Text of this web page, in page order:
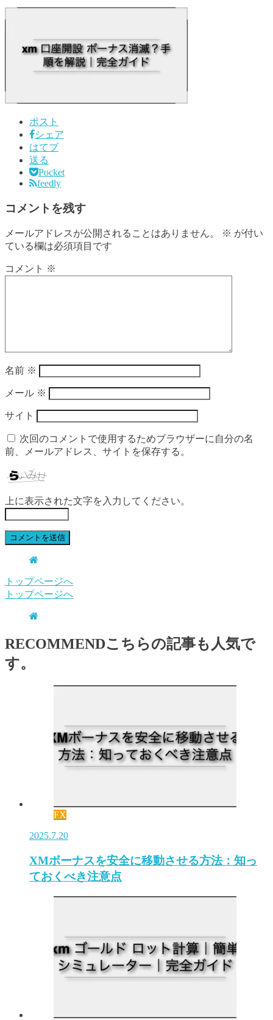
ポスト
シェア
はてブ
送る
Pocket
feedly
コメントを残す
メールアドレスが公開されることはありません。 ※ が付い
ている欄は必須項目です
コメント ※
名前 ※
メール ※
サイト
次回のコメントで使用するためブラウザーに自分の名
前、メールアドレス、サイトを保存する。
上に表示された文字を入力してください。
トップページへ
トップページへ
RECOMMENDこちらの記事も人気で
す。
FX
2025.7.20
XMボーナスを安全に移動させる方法：知っ
ておくべき注意点